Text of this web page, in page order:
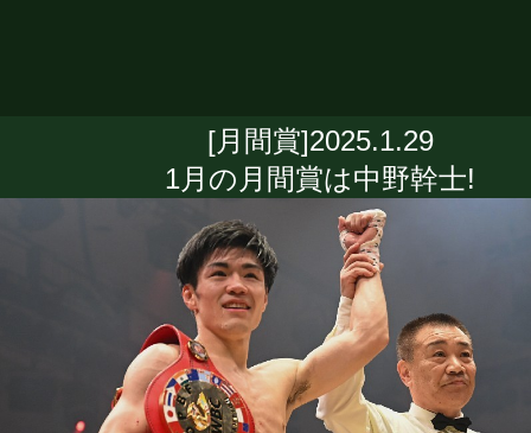
[月間賞]2025.1.29
1月の月間賞は中野幹士!